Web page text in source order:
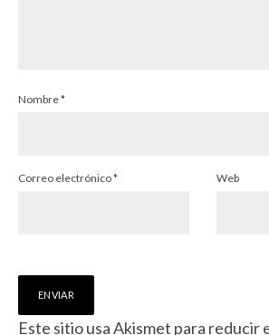
Nombre*
Correo electrónico* Web
Este sitio usa Akismet para reducir